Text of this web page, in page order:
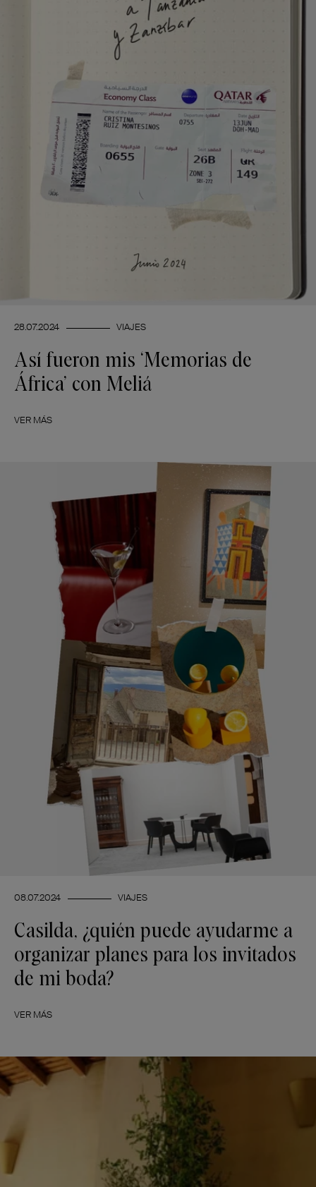
28.07.2024 VIAJES
Así fueron mis ‘Memorias de
África’ con Meliá
VER MÁS
08.07.2024 VIAJES
Casilda, ¿quién puede ayudarme a
organizar planes para los invitados
de mi boda?
VER MÁS